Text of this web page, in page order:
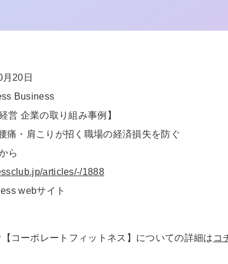
20日
Business
営 企業の取り組み事例】
・肩こりが招く職場の経済損失を防ぐ
ら
articles/-/1888
webサイト
コーポレートフィットネス】についての詳細は コ